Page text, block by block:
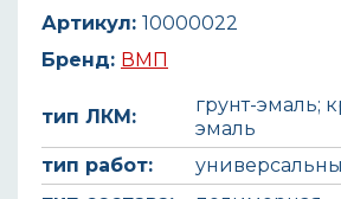
Артикул: 10000022
Бренд: ВМП
тип ЛКМ:
грунт-эмаль;
эмаль
тип работ: